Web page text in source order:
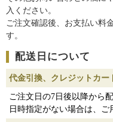
入ください。
ご注文確認後、お支払い料
す。
配送日について
代金引換、クレジットカー
ご注文日の7日後以降から
日時指定がない場合は、ご